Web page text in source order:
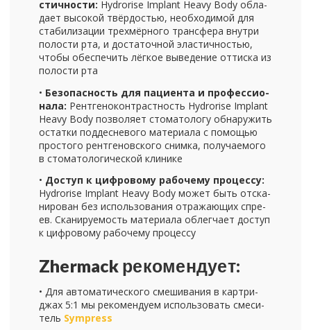
стич­но­сти: Hydrorise Implant Heavy Body об­ла­
да­ет вы­со­кой твёр­до­стью, необ­хо­ди­мой для
ста­би­ли­за­ции трех­мёр­но­го транс­фе­ра внут­ри
по­ло­сти рта, и до­ста­точ­ной эла­стич­но­стью,
чтобы обес­пе­чить лёг­кое вы­ве­де­ние от­тис­ка из
по­ло­сти рта
• Без­опас­ность для па­ци­ен­та и про­фес­си­о­
на­ла: Рент­ге­но­кон­траст­ность Hydrorise Implant
Heavy Body поз­во­ля­ет сто­ма­то­ло­гу об­на­ру­жить
остат­ки под­дес­не­во­го ма­те­ри­а­ла с по­мо­щью
про­сто­го рент­ге­нов­ско­го сним­ка, по­лу­ча­е­мо­го
в сто­ма­то­ло­ги­че­ской кли­ни­ке
• До­ступ к циф­ро­во­му ра­бо­че­му про­цес­су:
Hydrorise Implant Heavy Body может быть от­ска­
ни­ро­ван без ис­поль­зо­ва­ния от­ра­жа­ю­щих спре­
ев. Ска­ни­ру­е­мость ма­те­ри­а­ла об­лег­ча­ет до­ступ
к циф­ро­во­му ра­бо­че­му про­цес­су
Zhermack ре­ко­мен­ду­ет:
• Для ав­то­ма­ти­че­ско­го сме­ши­ва­ния в кар­три­
джах 5:1 мы ре­ко­мен­ду­ем ис­поль­зо­вать сме­си­
тель Sympress